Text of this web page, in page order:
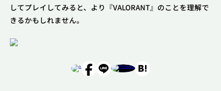
してプレイしてみると、より『VALORANT』のことを理解で
きるかもしれません。